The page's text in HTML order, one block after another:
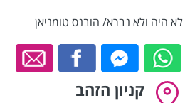
לא היה ולא נברא/ הובנס טומניאן
קניון הזהב